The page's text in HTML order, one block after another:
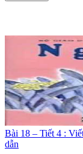
Bài 18 – Tiết 4 :
dẫn